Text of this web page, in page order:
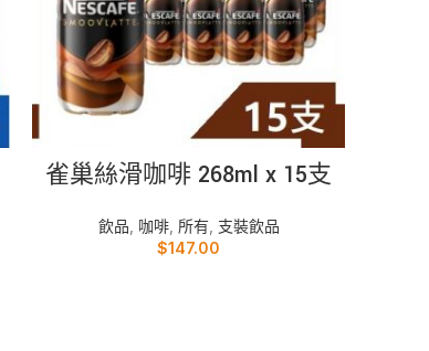
雀巢絲滑咖啡 268ml x 15支
飲品 咖啡, 所有, 支裝飲品
$147.00